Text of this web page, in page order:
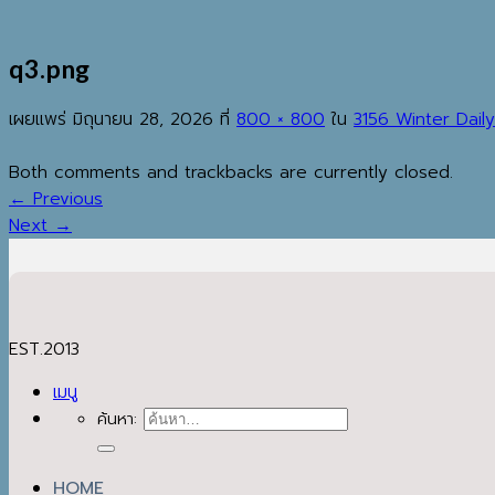
EST.2013
เมนู
ค้นหา:
HOME
q3.png
เผยแพร่ มิถุนายน 28, 2026 ที่ 800 × 800 ใน 3156 Winter
Both comments and trackbacks are currently closed.
← Previous
Next →